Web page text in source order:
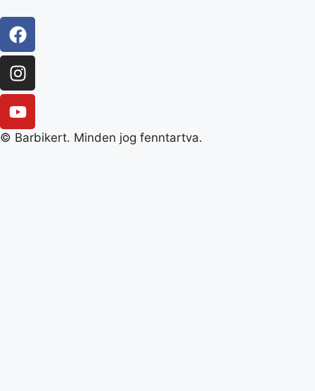
© Barbikert. Minden jog fenntartva.